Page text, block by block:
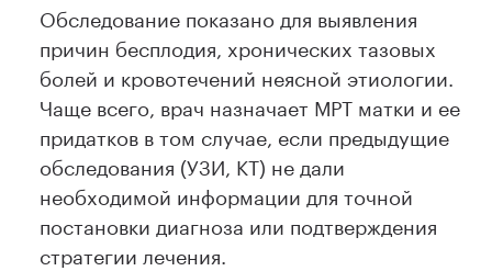
Обследование показано для выявления
причин бесплодия, хронических тазовых
болей и кровотечений неясной этиологии.
Чаще всего, врач назначает МРТ матки и ее
придатков в том случае, если предыдущие
обследования (УЗИ, КТ) не дали
необходимой информации для точной
постановки диагноза или подтверждения
стратегии лечения.